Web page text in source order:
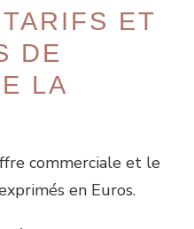
ET
DE
LA
commerciale et le
en Euros.